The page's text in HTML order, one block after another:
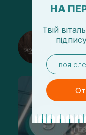
НА
Твій
email